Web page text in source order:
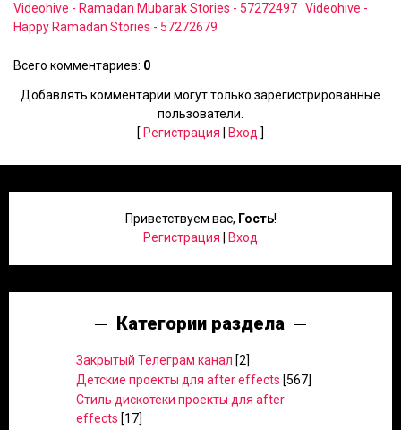
Videohive - Ramadan Mubarak Stories - 57272497 Videohive -
Happy Ramadan Stories - 57272679
Всего комментариев: 0
Добавлять комментарии могут только зарегистрированные
пользователи.
[ Регистрация Вход ]
Приветствуем вас, Гость!
Регистрация
Вход
Категории раздела
Закрытый Телеграм канал [2]
Детские проекты для after effects [567]
Стиль дискотеки проекты для after
effects [17]